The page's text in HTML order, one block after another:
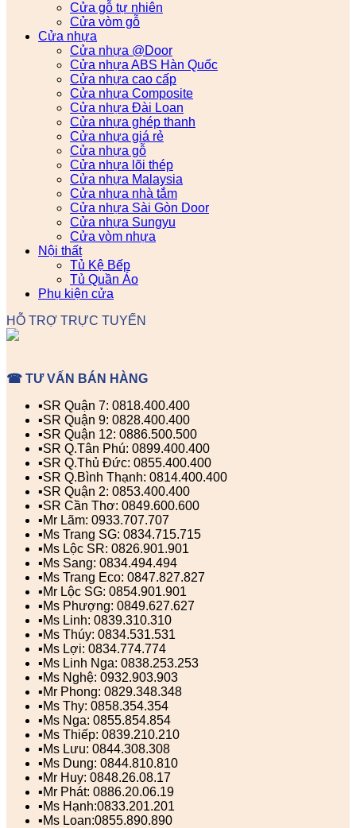
Cửa gỗ tự nhiên
Cửa vòm gỗ
Cửa nhựa
Cửa nhựa @Door
Cửa nhựa ABS Hàn Quốc
Cửa nhựa cao cấp
Cửa nhựa Composite
Cửa nhựa Đài Loan
Cửa nhựa ghép thanh
Cửa nhựa giá rẻ
Cửa nhựa gỗ
Cửa nhựa lõi thép
Cửa nhựa Malaysia
Cửa nhựa nhà tắm
Cửa nhựa Sài Gòn Door
Cửa nhựa Sungyu
Cửa vòm nhựa
Nội thất
Tủ Kệ Bếp
Tủ Quần Áo
Phụ kiện cửa
HỖ TRỢ TRỰC TUYẾN
☎ TƯ VẤN BÁN HÀNG
▪️SR Quận 7: 0818.400.400
▪️SR Quận 9: 0828.400.400
▪️SR Quận 12: 0886.500.500
▪️SR Q.Tân Phú: 0899.400.400
▪️SR Q.Thủ Đức: 0855.400.400
▪️SR Q.Bình Thạnh: 0814.400.400
▪️SR Quận 2: 0853.400.400
▪️SR Cần Thơ: 0849.600.600
▪️Mr Lãm: 0933.707.707
▪️Ms Trang SG: 0834.715.715
▪️Ms Lộc SR: 0826.901.901
▪️Ms Sang: 0834.494.494
▪️Ms Trang Eco: 0847.827.827
▪️Mr Lộc SG: 0854.901.901
▪️Ms Phượng: 0849.627.627
▪️Ms Linh: 0839.310.310
▪️Ms Thúy: 0834.531.531
▪️Ms Lợi: 0834.774.774
▪️Ms Linh Nga: 0838.253.253
▪️Ms Nghệ: 0932.903.903
▪️Mr Phong: 0829.348.348
▪️Ms Thy: 0858.354.354
▪️Ms Nga: 0855.854.854
▪️Ms Thiếp: 0839.210.210
▪️Ms Lưu: 0844.308.308
▪️Ms Dung: 0844.810.810
▪️Mr Huy: 0848.26.08.17
▪️Mr Phát: 0886.20.06.19
▪️Ms Hạnh:0833.201.201
▪️Ms Loan:0855.890.890